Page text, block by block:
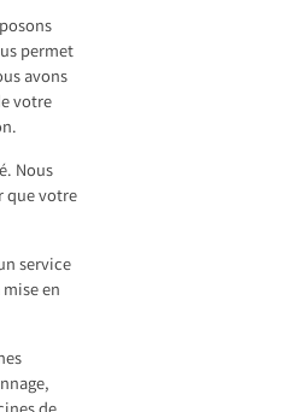
permet
avons
votre
Nous
que votre
service
en